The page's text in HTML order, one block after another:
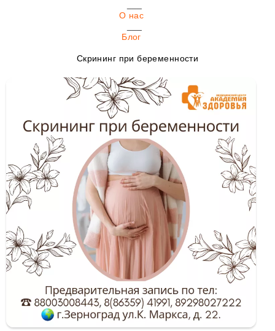
О нас
Блог
Скрининг при беременности